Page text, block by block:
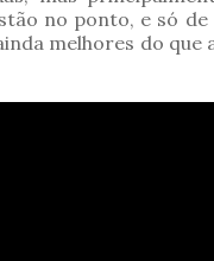
no ponto, e só
melhores do